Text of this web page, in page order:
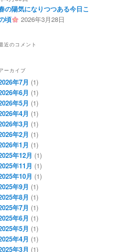
の陽気になりつつある今日こ
頃
2026年3月28日
近のコメント
ーカイブ
年7月 (1)
年6月 (1)
年5月 (1)
年4月 (1)
年3月 (1)
年2月 (1)
年1月 (1)
年12月 (1)
年11月 (1)
年10月 (1)
年9月 (1)
年8月 (1)
年7月 (1)
年6月 (1)
年5月 (1)
年4月 (1)
年3月 (1)